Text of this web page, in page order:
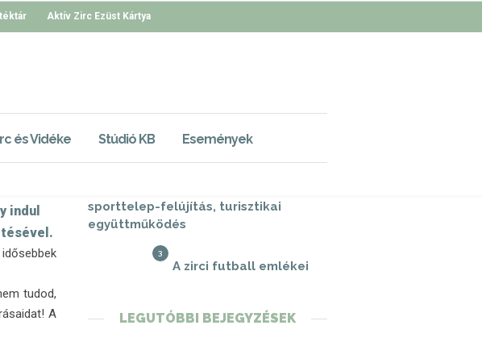
Aktív Zirc Ezüst Kártya
és Vidéke Stúdió KB Események
Megtekintés
indul
tudod,
A
1
csapat győzelmet aratott
sporttelep-felújítás, turisztikai
együttműködés
3
A zirci futball emlékei
LEGUTÓBBI BEJEGYZÉSEK